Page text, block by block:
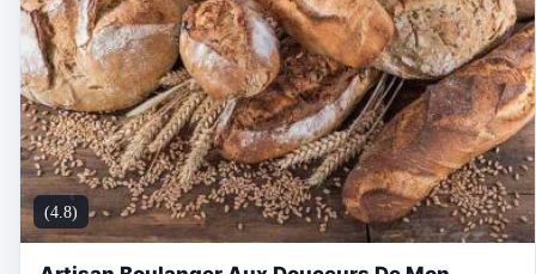
(4.8)